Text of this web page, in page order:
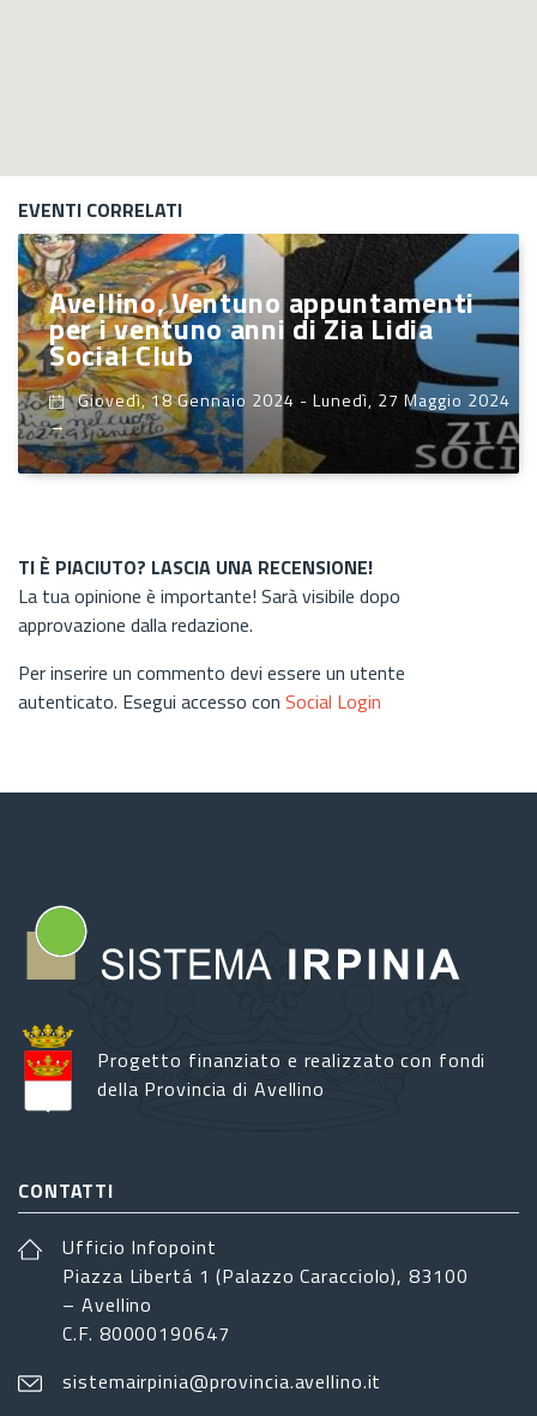
EVENTI CORRELATI
Avellino, Ventuno appuntamenti
per i ventuno anni di Zia Lidia
Social Club
Giovedì, 18 Gennaio 2024 - Lunedì, 27 Maggio 2024
→
TI È PIACIUTO? LASCIA UNA RECENSIONE!
La tua opinione è importante! Sarà visibile dopo
approvazione dalla redazione.
Per inserire un commento devi essere un utente
autenticato. Esegui accesso con Social Login
Progetto finanziato e realizzato con fondi
della Provincia di Avellino
CONTATTI
Ufficio Infopoint
Piazza Libertá 1 (Palazzo Caracciolo), 83100
– Avellino
C.F. 80000190647
sistemairpinia@provincia.avellino.it